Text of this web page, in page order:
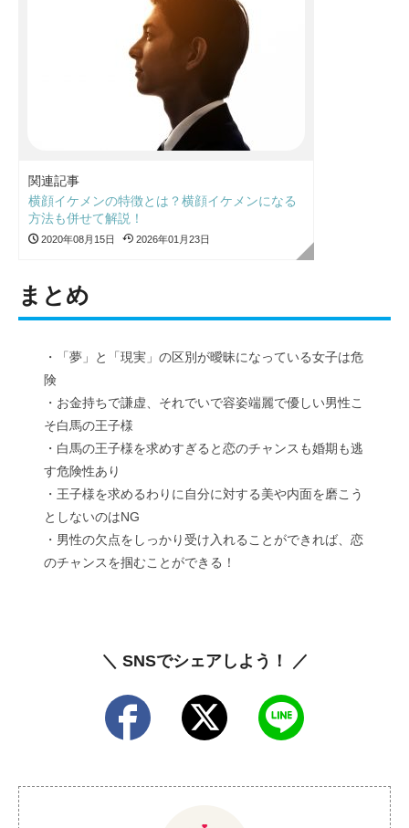
関連記事
横顔イケメンの特徴とは？横顔イケメンになる
方法も併せて解説！
2020年08月15日 2026年01月23日
まとめ
・「夢」と「現実」の区別が曖昧になっている女子は危
険
・お金持ちで謙虚、それでいで容姿端麗で優しい男性こ
そ白馬の王子様
・白馬の王子様を求めすぎると恋のチャンスも婚期も逃
す危険性あり
・王子様を求めるわりに自分に対する美や内面を磨こう
としないのはNG
・男性の欠点をしっかり受け入れることができれば、恋
のチャンスを掴むことができる！
＼ SNSでシェアしよう！ ／